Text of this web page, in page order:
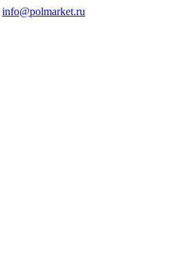
info@polmarket.ru